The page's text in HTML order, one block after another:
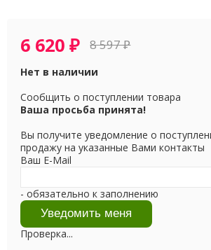
6 620₽ 8 597₽
Нет в наличии
Сообщить о поступлении товара
Ваша просьба принята!
Вы получите уведомление о
продажу на указанные Вами контакты
Ваш E-Mail
- обязательно к заполнению
Проверка...